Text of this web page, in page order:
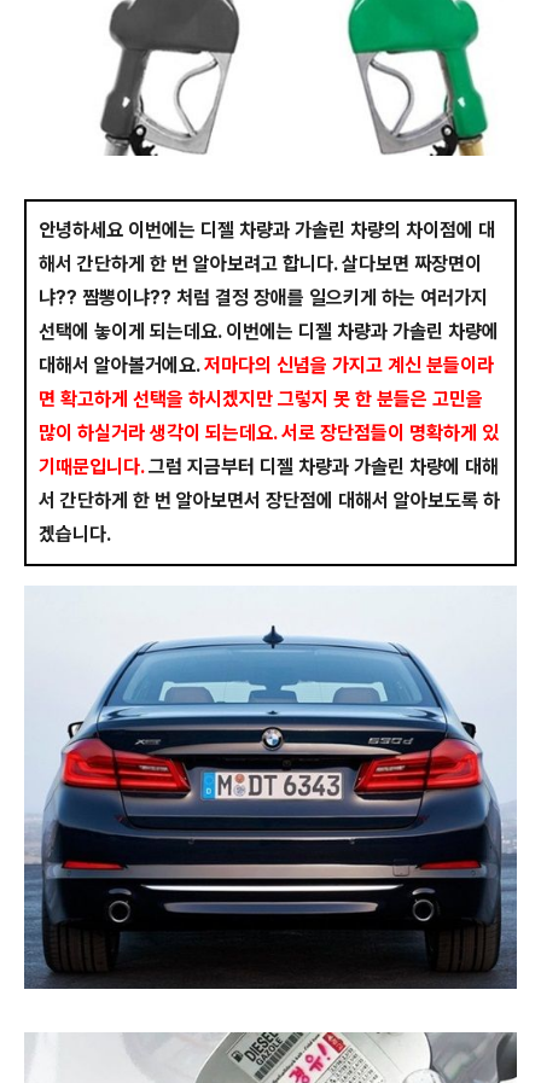
안녕하세요 이번에는 디젤 차량과 가솔린 차량의 차이점에 대
해서 간단하게 한 번 알아보려고 합니다. 살다보면 짜장면이
냐?? 짬뽕이냐?? 처럼 결정 장애를 일으키게 하는 여러가지
선택에 놓이게 되는데요. 이번에는 디젤 차량과 가솔린 차량에
대해서 알아볼거에요.저마다의 신념을 가지고 계신 분들이라
면 확고하게 선택을 하시겠지만 그렇지 못 한 분들은 고민을
많이 하실거라 생각이 되는데요. 서로 장단점들이 명확하게 있
기때문입니다.그럼 지금부터 디젤 차량과 가솔린 차량에 대해
서 간단하게 한 번 알아보면서 장단점에 대해서 알아보도록 하
겠습니다.